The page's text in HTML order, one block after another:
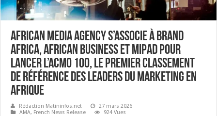
African Media Agency s’associe à Brand
Africa, African Business et MiPAD pour
lancer l’ACMO 100, le premier classement
de référence des leaders du marketing en
Afrique
Rédaction Matininfos.net
27 mars 2026
AMA, French News Release 924 Vues